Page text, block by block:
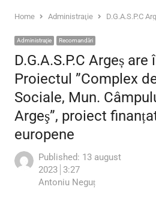
Home Administraţie D.G.A.S.P.C
Administraţie Recomandări
D.G.A.S.P.C Argeș
Proiectul ”Complex
Sociale, Mun.
Argeş”, proiect
europene
Published: 13 august
2023 3:27
Author
Antoniu Neguț